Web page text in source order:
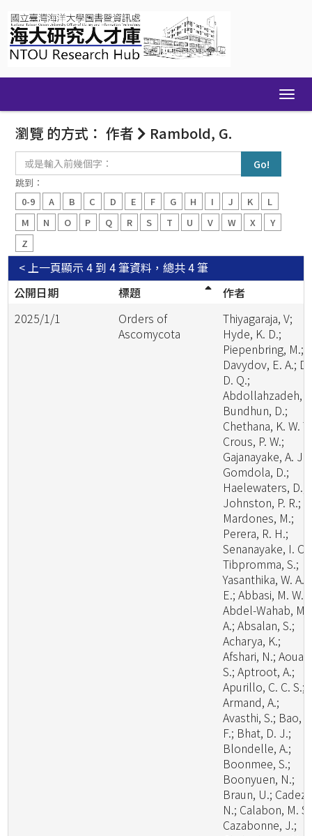
navigation
瀏覽 的方式： 作者 Rambold, G.
入
前
幾
個
跳到：
0-9
A B C D E F G H I J K
L
M
N O P Q R S T U V W X
Y
Z
顯示 4 到 4 筆資料，總共 4 筆
< 上一頁
公開日期
標題
作者
2025/1/1
Orders of
Ascomycota
Thiyagaraja, V;
Hyde, K. D.;
Piepenbring, M.;
Davydov, E. A.;
D. Q.;
Abdollahzadeh,
Bundhun, D.;
Chethana, K. W.
Crous, P. W.;
Gajanayake, A. J.;
Gomdola, D.;
Haelewaters, D.;
Johnston, P. R.;
Mardones, M.;
Perera, R. H.;
Senanayake, I. C.;
Tibpromma, S.;
Yasanthika, W. A.
E.; Abbasi, M. W.;
Abdel-Wahab, M.
A.; Absalan, S.;
Acharya, K.;
Afshari, N.; Aouali,
S.; Aptroot, A.;
Apurillo, C. C. S.;
Armand, A.;
Avasthi, S.; Bao,
F.; Bhat, D. J.;
Blondelle, A.;
Boonmee, S.;
Boonyuen, N.;
Braun, U.; Cadez,
N.; Calabon, M.
Cazabonne, J.;